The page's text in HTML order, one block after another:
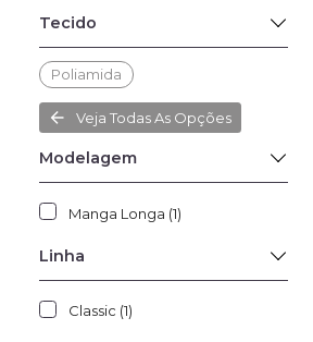
Tecido
Poliamida
Veja Todas As Opções
Modelagem
Manga Longa (1)
Linha
Classic (1)